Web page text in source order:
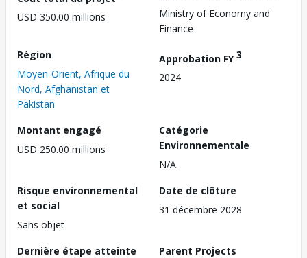
USD 350.00 millions
Ministry of Economy and
Finance
Région
Moyen-Orient, Afrique du
Nord, Afghanistan et
Pakistan
Approbation FY3
2024
Montant engagé
USD 250.00 millions
Catégorie
Environnementale
N/A
Risque environnemental
et social
Sans objet
Date de clôture
31 décembre 2028
Dernière étape atteinte
Parent Projects